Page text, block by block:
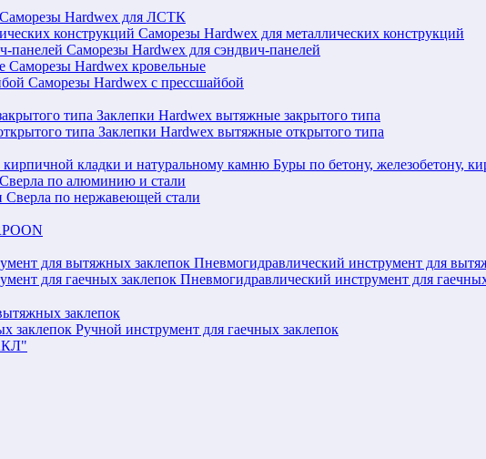
Саморезы Hardwex для ЛСТК
Саморезы Hardwex для металлических конструкций
Саморезы Hardwex для сэндвич-панелей
Саморезы Hardwex кровельные
Саморезы Hardwex с прессшайбой
Заклепки Hardwex вытяжные закрытого типа
Заклепки Hardwex вытяжные открытого типа
Буры по бетону, железобетону,
Сверла по алюминию и стали
Сверла по нержавеющей стали
Пневмогидравлический инструмент для
Пневмогидравлический инструмент для
заклепок
Ручной инструмент для гаечных заклепок